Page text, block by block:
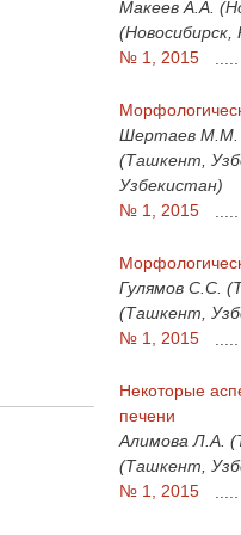
Макеев А.А.
(Новосибирск,
№ 1, 2015
Шертаев М.М.
(Ташкент,
Узбекистан)
№ 1, 2015
Гулямов С.С.
(Ташкент,
№ 1, 2015
Некоторые
печени
Алимова Л.А.
(Ташкент,
№ 1, 2015